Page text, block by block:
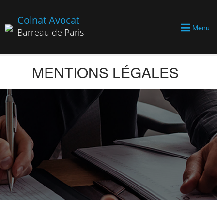
Menu
Colnat Avocat
Barreau de Paris
MENTIONS LÉGALES